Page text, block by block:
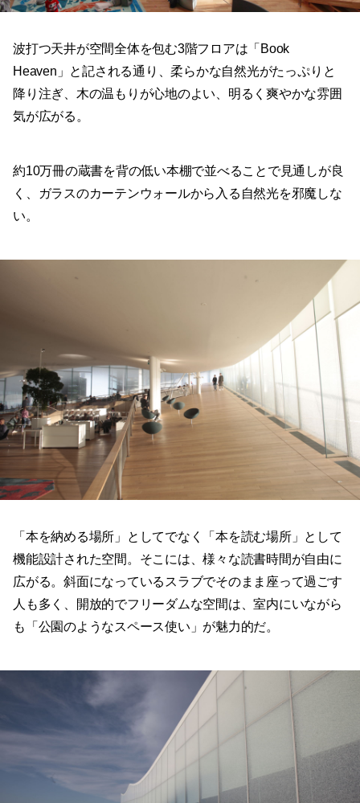
波打つ天井が空間全体を包む3階フロアは「Book
Heaven」と記される通り、柔らかな自然光がたっぷりと
降り注ぎ、木の温もりが心地のよい、明るく爽やかな雰囲
気が広がる。
約10万冊の蔵書を背の低い本棚で並べることで見通しが良
く、ガラスのカーテンウォールから入る自然光を邪魔しな
い。
「本を納める場所」
としてでなく「本を読む場所」として
機能設計された空間。そこには、様々な読書時間が自由に
広がる。斜面になっているスラブでそのまま座って過ごす
人も多く、開放的でフリーダムな空間は、室内にいながら
も「公園のようなスペース使い」が魅力的だ。